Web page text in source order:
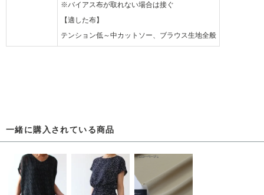
※バイアス布が取れない場合は接ぐ
【適した布】
テンション低～中カットソー、ブラウス生地全般
一緒に購入されている商品